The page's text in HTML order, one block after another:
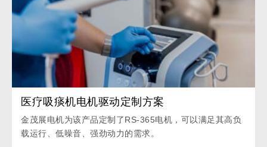
医疗吸痰机电机驱动定制方案
金茂展电机为该产品定制了RS-365电机，可以满足其高负
载运行、低噪音、强劲动力的需求。